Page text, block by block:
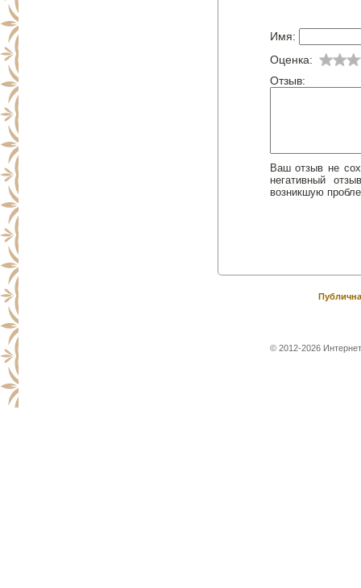
Имя:
Оценка:
Отзыв:
Ваш отзыв не
негативный
возникшую
© 2012-2026